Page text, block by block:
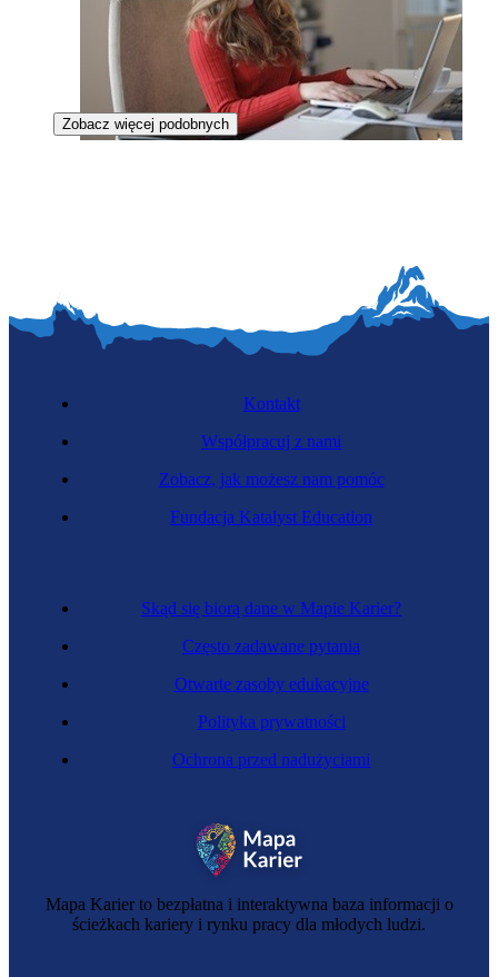
Specjalistka ds. compliance
Zawód regulowany
Biegła rewidentka
Zobacz więcej podobnych
Mapa Karier to bezpłatna i interaktywna baza informacji o
ścieżkach kariery i rynku pracy dla młodych ludzi.
Skąd się biorą dane w Mapie Karier?
Często zadawane pytania
Otwarte zasoby edukacyjne
Polityka prywatności
Ochrona przed nadużyciami
Kontakt
Współpracuj z nami
Zobacz, jak możesz nam pomóc
Fundacja Katalyst Education